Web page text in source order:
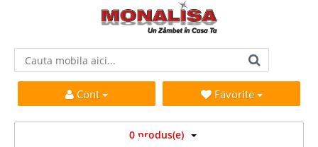
Cont Favorite
0 produs(e)